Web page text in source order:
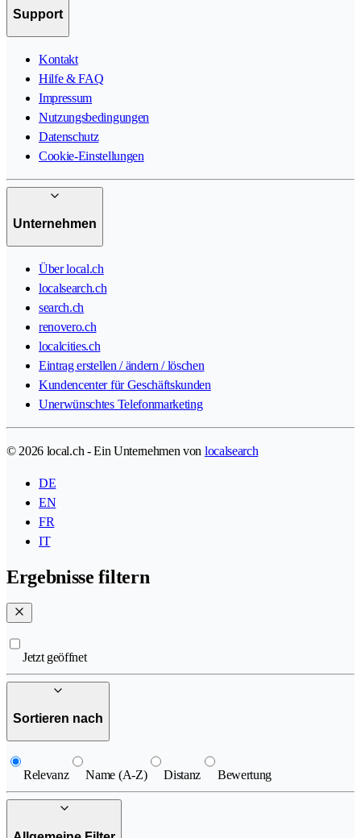
Support
Kontakt
Hilfe & FAQ
Impressum
Nutzungsbedingungen
Datenschutz
Cookie-Einstellungen
Unternehmen
Über local.ch
localsearch.ch
search.ch
renovero.ch
localcities.ch
Eintrag erstellen / ändern / löschen
Kundencenter für Geschäftskunden
Unerwünschtes Telefonmarketing
© 2026 local.ch - Ein Unternehmen von localsearch
DE
EN
FR
IT
Ergebnisse filtern
Jetzt geöffnet
Sortieren nach
Relevanz Name (A-Z) Distanz Bewertung